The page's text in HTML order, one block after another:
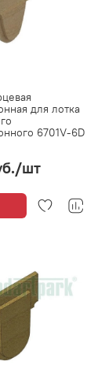
для лотка
6701V-6D
/шт